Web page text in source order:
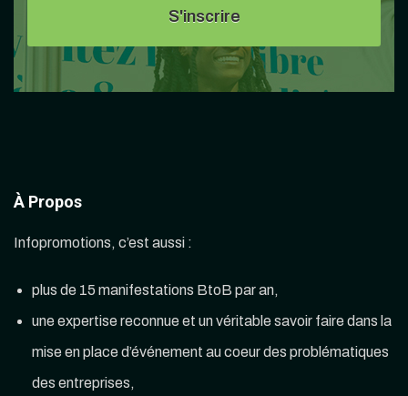
À Propos
Infopromotions, c’est aussi :
plus de 15 manifestations BtoB par an,
une expertise reconnue et un véritable savoir faire dans la
mise en place d’événement au coeur des problématiques
des entreprises,